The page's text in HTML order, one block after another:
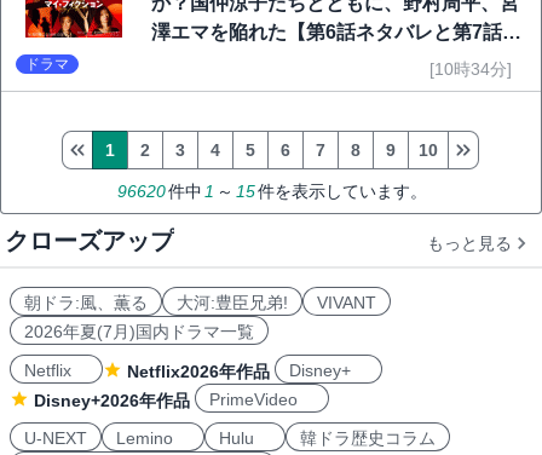
澤エマを陥れた【第6話ネタバレと第7話予
ドラマ [10時34分]
96620件中 1 ～ 15件を表示しています。
1 2 3 4 5 6 7 8 9 10
クローズアップ もっと見る
朝ドラ:風、薫る 大河:豊臣兄弟!
VIVANT
2026年夏(7月)国内ドラマ一覧
Netflix
Netflix2026年作品
Disney+
Disney+2026年作品
PrimeVideo
U-NEXT
Lemino Hulu
韓ドラ歴史コラム